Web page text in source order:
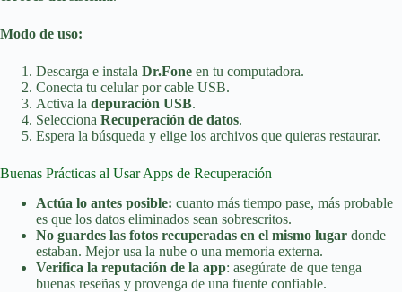
Modo de uso:
Descarga e instala Dr.Fone en tu computadora.
Conecta tu celular por cable USB.
Activa la depuración USB.
Selecciona Recuperación de datos.
Espera la búsqueda y elige los archivos que quieras restaurar.
Buenas Prácticas al Usar Apps de Recuperación
Actúa lo antes posible: cuanto más tiempo pase, más probable
es que los datos eliminados sean sobrescritos.
No guardes las fotos recuperadas en el mismo lugar donde
estaban. Mejor usa la nube o una memoria externa.
Verifica la reputación de la app: asegúrate de que tenga
buenas reseñas y provenga de una fuente confiable.